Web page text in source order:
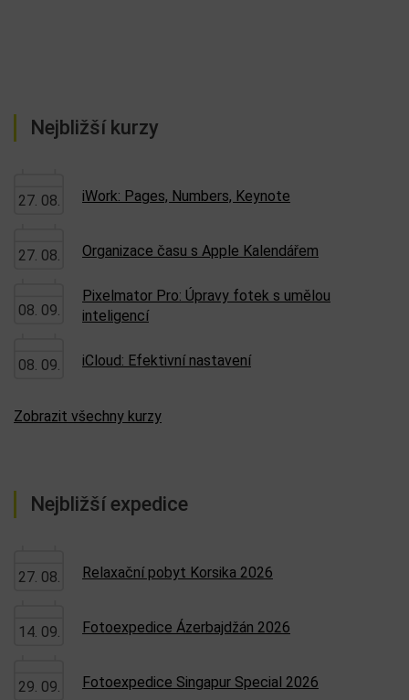
Nejbližší kurzy
27. 08. iWork: Pages, Numbers, Keynote
27. 08. Organizace času s Apple Kalendářem
08. 09.
Pixelmator Pro: Úpravy fotek s umělou
inteligencí
08. 09. iCloud: Efektivní nastavení
Zobrazit všechny kurzy
Nejbližší expedice
27. 08. Relaxační pobyt Korsika 2026
14. 09. Fotoexpedice Ázerbajdžán 2026
29. 09. Fotoexpedice Singapur Special 2026